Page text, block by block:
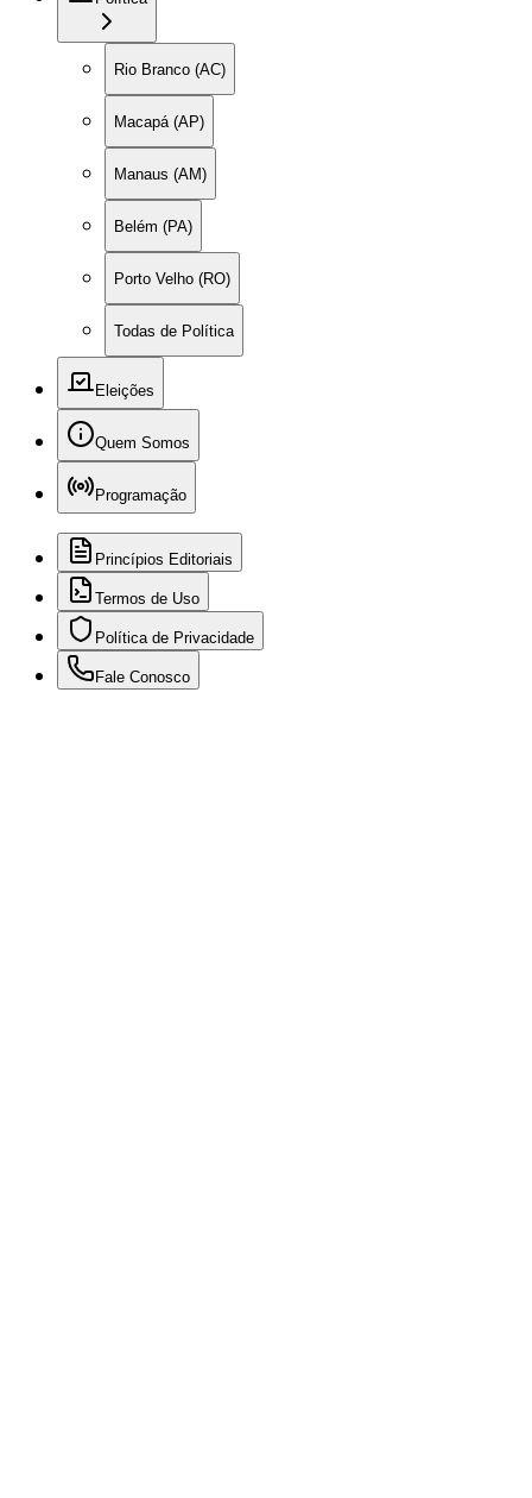
Rio Branco (AC)
Macapá (AP)
Manaus (AM)
Belém (PA)
Porto Velho (RO)
Todas de Política
Eleições
Quem Somos
Programação
Princípios Editoriais
Termos de Uso
Política de Privacidade
Fale Conosco